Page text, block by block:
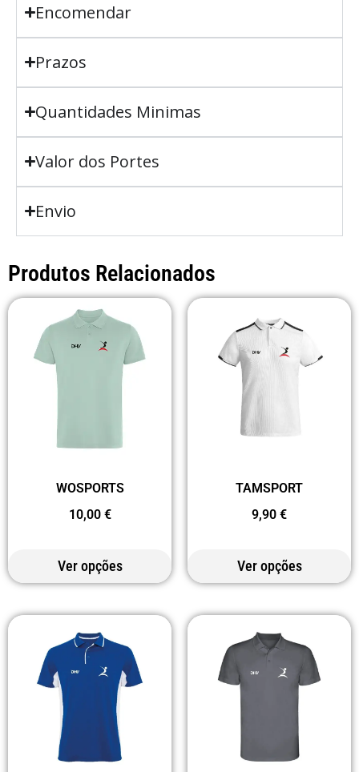
Encomendar
Prazos
Quantidades Minimas
Valor dos Portes
Envio
Produtos Relacionados
WOSPORTS
10,00 €
Ver opções
TAMSPORT
9,90 €
Ver opções